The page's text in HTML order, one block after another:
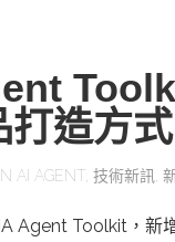
打造方式
AI AGENT 技術新訊
Agent Toolkit，新